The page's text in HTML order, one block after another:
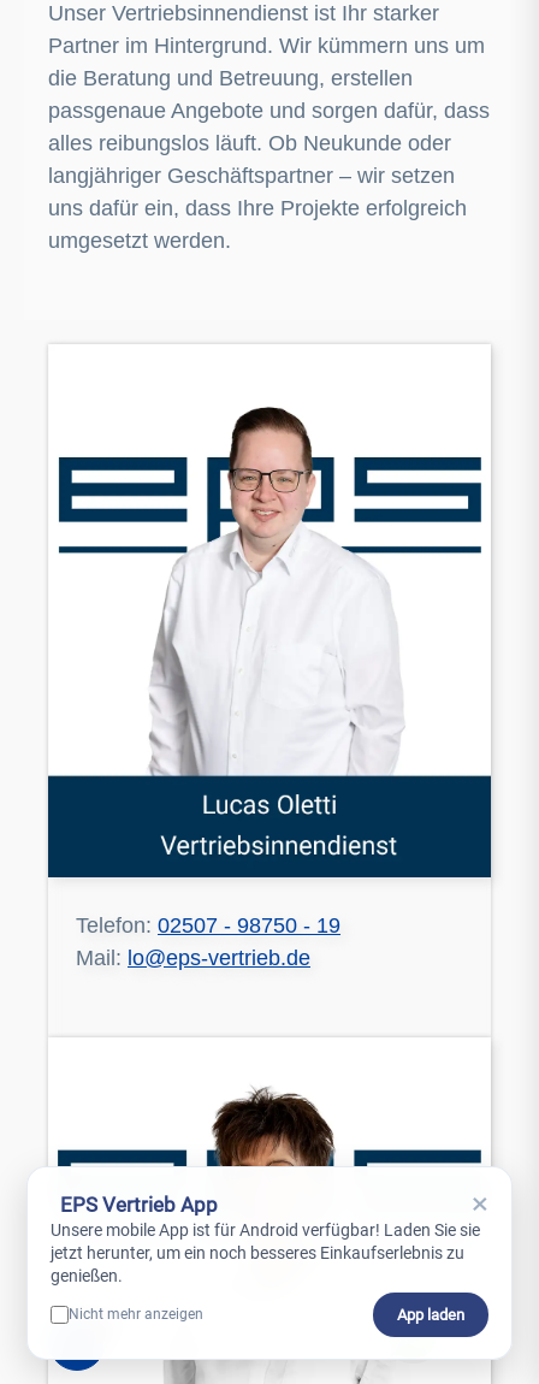
Unser Vertriebsinnendienst ist Ihr starker
Partner im Hintergrund. Wir kümmern uns um
die Beratung und Betreuung, erstellen
passgenaue Angebote und sorgen dafür, dass
alles reibungslos läuft. Ob Neukunde oder
langjähriger Geschäftspartner – wir setzen
uns dafür ein, dass Ihre Projekte erfolgreich
umgesetzt werden.
Telefon: 02507 - 98750 - 19
Mail: lo@eps-vertrieb.de
EPS Vertrieb App ×
Unsere mobile App ist für Android verfügbar! Laden Sie sie
jetzt herunter, um ein noch besseres Einkaufserlebnis zu
genießen.
Nicht mehr anzeigen App laden